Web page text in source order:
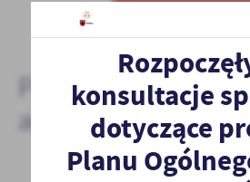
Pozostałe
aktualności
konsultacje
dotyczące
Planu